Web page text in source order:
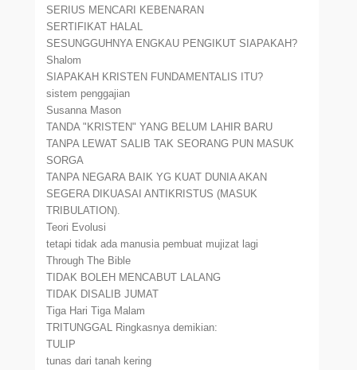
SERIUS MENCARI KEBENARAN
SERTIFIKAT HALAL
SESUNGGUHNYA ENGKAU PENGIKUT SIAPAKAH?
Shalom
SIAPAKAH KRISTEN FUNDAMENTALIS ITU?
sistem penggajian
Susanna Mason
TANDA "KRISTEN" YANG BELUM LAHIR BARU
TANPA LEWAT SALIB TAK SEORANG PUN MASUK
SORGA
TANPA NEGARA BAIK YG KUAT DUNIA AKAN
SEGERA DIKUASAI ANTIKRISTUS (MASUK
TRIBULATION).
Teori Evolusi
tetapi tidak ada manusia pembuat mujizat lagi
Through The Bible
TIDAK BOLEH MENCABUT LALANG
TIDAK DISALIB JUMAT
Tiga Hari Tiga Malam
TRITUNGGAL Ringkasnya demikian:
TULIP
tunas dari tanah kering